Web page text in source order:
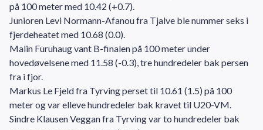
på 100 meter med 10.42 (+0.7).
Junioren Levi Normann-Afanou fra Tjalve ble nummer seks i
fjerdeheatet med 10.68 (0.0).
Malin Furuhaug vant B-finalen på 100 meter under
hovedøvelsene med 11.58 (-0.3), tre hundredeler bak persen
fra i fjor.
Markus Le Fjeld fra Tyrving perset til 10.61 (1.5) på 100
meter og var elleve hundredeler bak kravet til U20-VM.
Sindre Klausen Veggan fra Tyrving var to hundredeler bak